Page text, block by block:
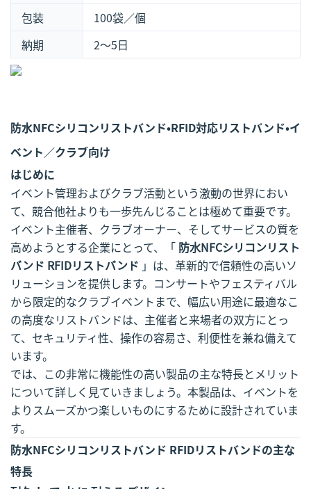
包装
100袋／個
納期
2〜5日
防水NFCシリコンリストバンド・RFID対応リストバンド・イ
ベント／クラブ向け
はじめに
イベント管理およびクラブ活動という激動の世界におい
て、競合他社よりも一歩先んじることは極めて重要です。
イベント主催者、クラブオーナー、そしてサービスの質を
高めようとする企業にとって、「 防水NFCシリコンリスト
バンド RFIDリストバンド 」は、革新的で信頼性の高いソ
リューションを提供します。コンサートやフェスティバル
から限定的なクラブイベントまで、幅広い用途に最適なこ
の高度なリストバンドは、主催者と来場者の双方にとっ
て、セキュリティ性、操作の容易さ、利便性を兼ね備えて
います。
では、この非常に機能性の高い製品の主な特長とメリット
について詳しく見ていきましょう。本製品は、イベントを
よりスムーズかつ楽しいものにするために設計されていま
す。
防水NFCシリコンリストバンド RFIDリストバンドの主な
特長